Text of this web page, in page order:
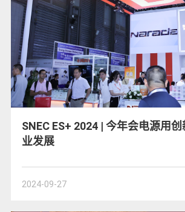
SNEC ES+ 2024 | 今年会电源用
业发展
2024-09-27